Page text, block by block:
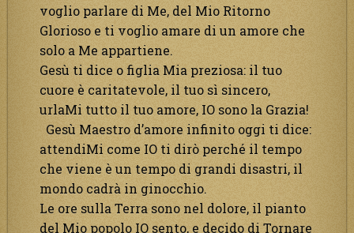
voglio parlare di Me, del Mio Ritorno
Glorioso e ti voglio amare di un amore che
solo a Me appartiene.
Gesù ti dice o figlia Mia preziosa: il tuo
cuore è caritatevole, il tuo sì sincero,
urlaMi tutto il tuo amore, IO sono la Grazia!
Gesù Maestro d’amore infinito oggi ti dice:
attendiMi come IO ti dirò perché il tempo
che viene è un tempo di grandi disastri, il
mondo cadrà in ginocchio.
Le ore sulla Terra sono nel dolore, il pianto
del Mio popolo IO sento, e decido di Tornare